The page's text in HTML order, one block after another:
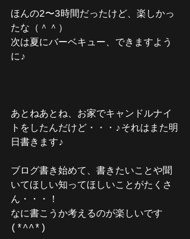
ほんの2〜3時間だったけど、楽しかっ
たな（＾＾）
次は夏にバーベキュー、できますよう
に♪
あとねあとね、お家でキャンドルナイ
トをしたんだけど・・・♪それはまた明
日書きます♪
ブログ書き始めて、書きたいことや聞
いてほしい知ってほしいことがたくさ
ん・・・！
なに書こうか考えるのが楽しいです
(*^^*)